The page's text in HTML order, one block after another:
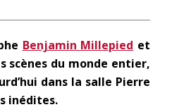
Benjamin Millepied et
du monde entier,
dans la salle Pierre
inédites.